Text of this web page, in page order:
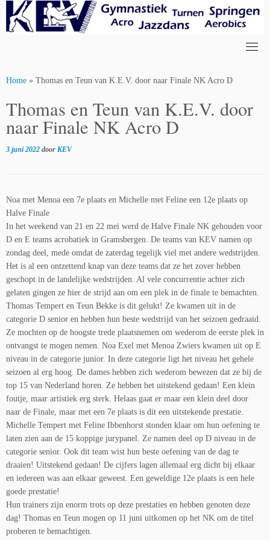
content
Home » Thomas en Teun van K.E.V. door naar Finale NK Acro D
Thomas en Teun van K.E.V. door
naar Finale NK Acro D
3 juni 2022 door KEV
Noa met Menoa een 7e plaats en Michelle met Feline een 12e plaats op
Halve Finale
In het weekend van 21 en 22 mei werd de Halve Finale NK gehouden voor
D en E teams acrobatiek in Gramsbergen. De teams van KEV namen op
zondag deel, mede omdat de zaterdag tegelijk viel met andere wedstrijden.
Het is al een ontzettend knap van deze teams dat ze het zover hebben
geschopt in de landelijke wedstrijden. Al vele concurrentie achter zich
gelaten gingen ze hier de strijd aan om een plek in de finale te bemachten.
Thomas Tempert en Teun Bekke is dit gelukt! Ze kwamen uit in de
categorie D senior en hebben hun beste wedstrijd van het seizoen gedraaid.
Ze mochten op de hoogste trede plaatsnemen om wederom de eerste plek in
ontvangst te mogen nemen. Noa Exel met Menoa Zwiers kwamen uit op E
niveau in de categorie junior. In deze categorie ligt het niveau het gehele
seizoen al erg hoog. De dames hebben zich wederom bewezen dat ze bij de
top 15 van Nederland horen. Ze hebben het uitstekend gedaan! Een klein
foutje, maar artistiek erg sterk. Helaas gaat er maar een klein deel door
naar de Finale, maar met een 7e plaats is dit een uitstekende prestatie.
Michelle Tempert met Feline Ibbenhorst stonden klaar om hun oefening te
laten zien aan de 15 koppige jurypanel. Ze namen deel op D niveau in de
categorie senior. Ook dit team wist hun beste oefening van de dag te
draaien! Uitstekend gedaan! De cijfers lagen allemaal erg dicht bij elkaar
en iedereen was aan elkaar geweest. Een geweldige 12e plaats is een hele
goede prestatie!
Hun trainers zijn enorm trots op deze prestaties en hebben genoten deze
dag! Thomas en Teun mogen op 11 juni uitkomen op het NK om de titel
proberen te bemachtigen.